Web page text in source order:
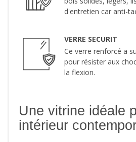
d'entretien car anti-
VERRE SECURIT
Ce verre renforcé a
pour résister aux
la flexion.
Une vitrine idéale
intérieur